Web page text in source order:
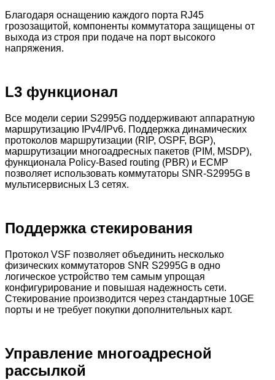
Благодаря оснащению каждого порта RJ45
грозозащитой, компоненты коммутатора защищены от
выхода из строя при подаче на порт высокого
напряжения.
L3 функционал
Все модели серии S2995G поддерживают аппаратную
маршрутизацию IPv4/IPv6. Поддержка динамических
протоколов маршрутизации (RIP, OSPF, BGP),
маршрутизации многоадресных пакетов (PIM, MSDP),
функционала Policy-Based routing (PBR) и ECMP
позволяет использовать коммутаторы SNR-S2995G в
мультисервисных L3 сетях.
Поддержка стекирования
Протокол VSF позволяет объединить несколько
физических коммутаторов SNR S2995G в одно
логическое устройство тем самым упрощая
конфигурирование и повышая надежность сети.
Стекирование производится через стандартные 10GE
порты и не требует покупки дополнительных карт.
Управление многоадресной
рассылкой